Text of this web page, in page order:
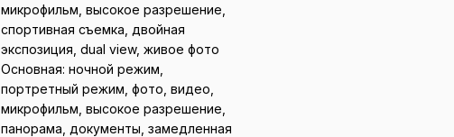
микрофильм, высокое разрешение,
спортивная съемка, двойная
экспозиция, dual view, живое фото
Основная: ночной режим,
портретный режим, фото, видео,
микрофильм, высокое разрешение,
панорама, документы, замедленная